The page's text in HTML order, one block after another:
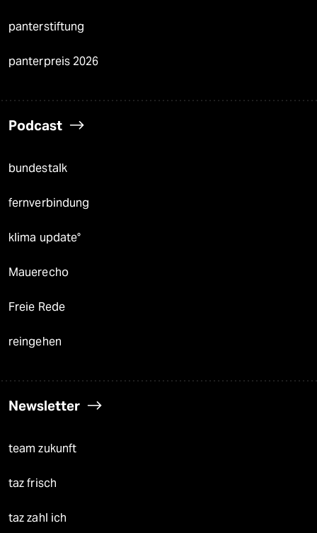
panterstiftung
panterpreis 2026
Podcast
bundestalk
fernverbindung
klima update°
Mauerecho
Freie Rede
reingehen
Newsletter
team zukunft
taz frisch
taz zahl ich